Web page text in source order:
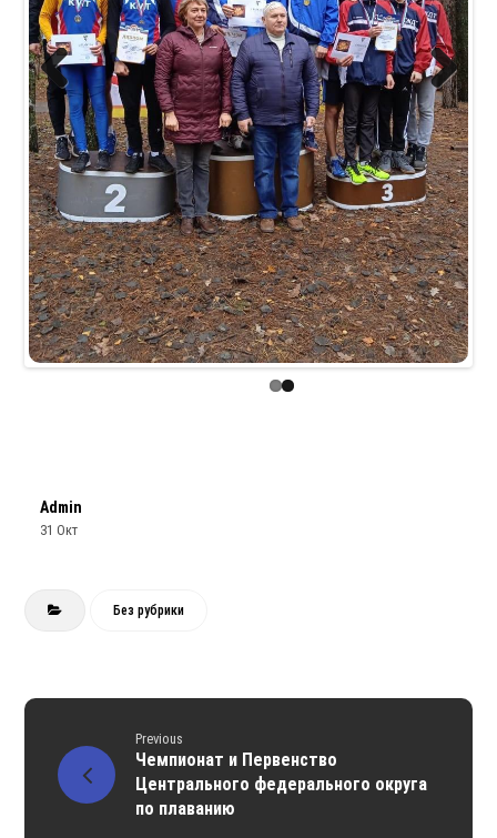
Previous Next
Admin
31 Окт
Без рубрики
Previous
Чемпионат и Первенство
Центрального федерального округа
по плаванию